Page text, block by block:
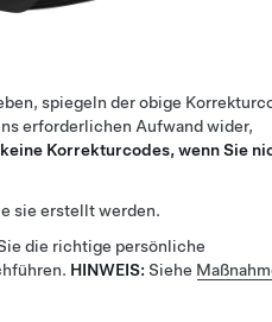
spiegeln der obige
erforderlichen Aufwand wider,
Korrekturcodes, wenn Sie
sie erstellt werden.
die richtige persönliche
HINWEIS: Siehe